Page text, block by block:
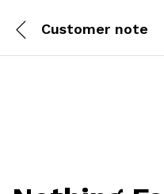
Customer note